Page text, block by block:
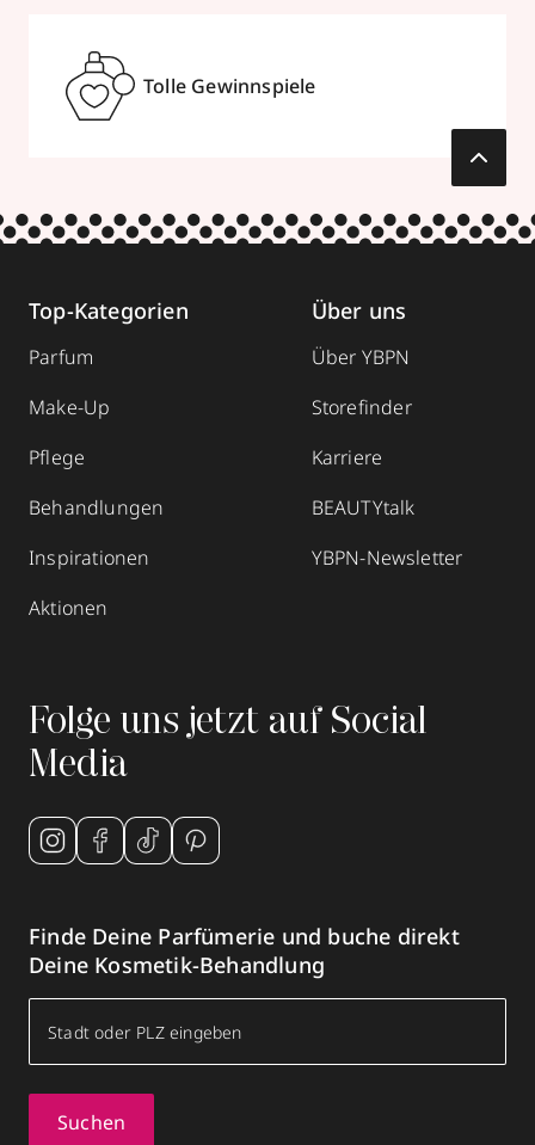
Tolle Gewinnspiele
Top-Kategorien
Parfum
Make-Up
Pflege
Behandlungen
Inspirationen
Aktionen
Über uns
Über YBPN
Storefinder
Karriere
BEAUTYtalk
YBPN-Newsletter
Folge uns jetzt auf Social
Media
Finde Deine Parfümerie und buche direkt
Deine Kosmetik-Behandlung
Suchen